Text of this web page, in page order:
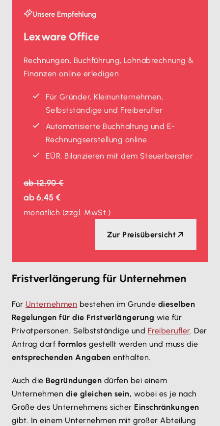
Unsere Empfehlung
Lexware Office
Rechnungen, Buchführung, Lohnabrechnung &
Finanzen online erledigen
Für Gründer, Kleinunternehmen,
Selbstständige und Freiberufler
Automatisierte Buchhaltung und E-
Rechnungserstellung online
EÜR, Bilanzieren mit dem Steuerberater
ab12,90 €
ab6,45 €
monatlich (zzgl. MwSt.)
Zur Preisübersicht
Fristverlängerung für Unternehmen
Für Unternehmen bestehen im Grunde dieselben
Regelungen für die Fristverlängerung wie für
Privatpersonen, Selbstständige und Freiberufler. Der
Antrag darf formlos gestellt werden und muss die
entsprechenden Angaben enthalten.
Auch die Begründungen dürfen bei einem
Unternehmen die gleichen sein, wobei es je nach
Größe des Unternehmens sicher Einschränkungen
gibt. In einem Unternehmen mit großer Abteilung